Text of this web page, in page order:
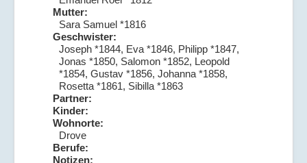
Mutter:
Sara Samuel *1816
Geschwister:
Joseph *1844, Eva *1846, Philipp *1847,
Jonas *1850, Salomon *1852, Leopold
*1854, Gustav *1856, Johanna *1858,
Rosetta *1861, Sibilla *1863
Partner:
Kinder:
Wohnorte:
Drove
Berufe:
Notizen: